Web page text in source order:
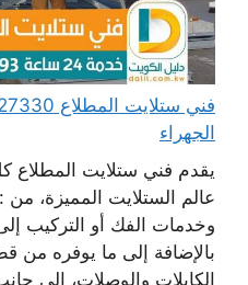
الجهراء
يقدم فني ستلايت
عالم الستلايت المميزة، من
وخدمات الفك أو التركيب
بالإضافة إلى ما يوفره من
الكابلات والوصلات، إلى